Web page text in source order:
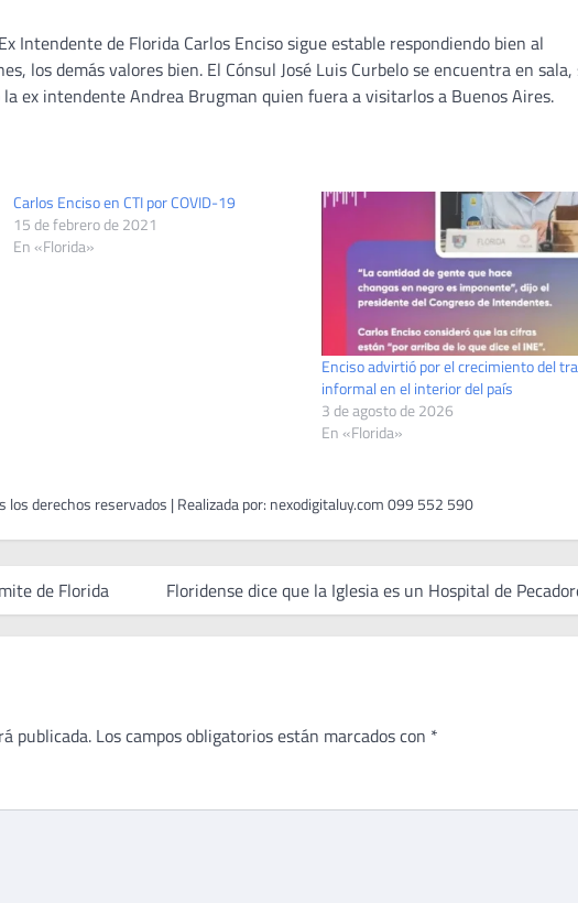
Intendente de Florida Carlos Enciso sigue estable respondiendo bien al
los demás valores bien. El Cónsul José Luis Curbelo se encuentra en sala,
ex intendente Andrea Brugman quien fuera a visitarlos a Buenos Aires.
Carlos Enciso en CTI por COVID-19
15 de febrero de 2021
En «Florida»
Enciso advirtió por el crecimiento del
informal en el interior del país
3 de agosto de 2026
En «Florida»
de Florida Floridense dice que la Iglesia es un Hospital de
publicada. Los campos obligatorios están marcados con *